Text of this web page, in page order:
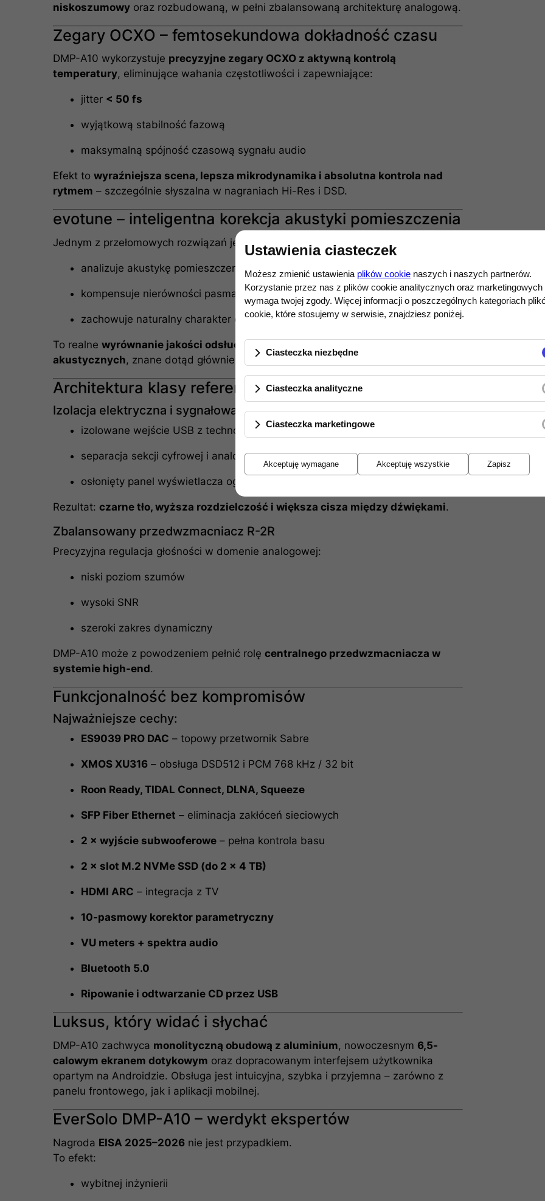
niskoszumowy oraz rozbudowaną, w pełni zbalansowaną architekturę analogową.
Zegary OCXO – femtosekundowa dokładność czasu
DMP-A10 wykorzystuje precyzyjne zegary OCXO z aktywną kontrolą
temperatury, eliminujące wahania częstotliwości i zapewniające:
jitter < 50 fs
wyjątkową stabilność fazową
maksymalną spójność czasową sygnału audio
Efekt towyraźniejsza scena, lepsza mikrodynamika i absolutna kontrola nad
rytmem – szczególnie słyszalna w nagraniach Hi-Res i DSD.
evotune – inteligentna korekcja akustyki pomieszczenia
Jednym z przełomowych rozwiązań jest system evotune, który:
analizuje akustykę pomieszczenia
kompensuje nierówności pasma częstotliwości
zachowuje naturalny charakter dźwięku (bez „cyfrowej sztuczności”)
To realnewyrównanie jakości odsłuchu niezależnie od warunków
akustycznych, znane dotąd głównie z profesjonalnych systemów studyjnych.
Architektura klasy referencyjnej
Izolacja elektryczna i sygnałowa
izolowane wejście USB z technologią iCoupler®
separacja sekcji cyfrowej i analogowej
osłonięty panel wyświetlacza ograniczający interferencje
Rezultat:czarne tło, wyższa rozdzielczość i większa cisza między dźwiękami.
Zbalansowany przedwzmacniacz R-2R
Precyzyjna regulacja głośności w domenie analogowej:
niski poziom szumów
wysoki SNR
szeroki zakres dynamiczny
DMP-A10 może z powodzeniem pełnić rolęcentralnego przedwzmacniacza w
systemie high-end.
Funkcjonalność bez kompromisów
Najważniejsze cechy:
ES9039 PRO DAC – topowy przetwornik Sabre
XMOS XU316– obsługa DSD512 i PCM 768 kHz / 32 bit
Roon Ready, TIDAL Connect, DLNA, Squeeze
SFP Fiber Ethernet – eliminacja zakłóceń sieciowych
2 × wyjście subwooferowe– pełna kontrola basu
2 × slot M.2 NVMe SSD (do 2 × 4 TB)
HDMI ARC – integracja z TV
10-pasmowy korektor parametryczny
VU meters + spektra audio
Bluetooth 5.0
Ripowanie i odtwarzanie CD przez USB
Luksus, który widać i słychać
DMP-A10 zachwyca monolityczną obudową z aluminium, nowoczesnym 6,5-
calowym ekranem dotykowym oraz dopracowanym interfejsem użytkownika
opartym na Androidzie. Obsługa jest intuicyjna, szybka i przyjemna – zarówno z
panelu frontowego, jak i aplikacji mobilnej.
EverSolo DMP-A10 – werdykt ekspertów
Nagroda EISA 2025–2026 nie jest przypadkiem.
To efekt:
wybitnej inżynierii
Ustawienia ciasteczek
Możesz zmienić ustawienia plików cookie naszych i naszych partnerów.
Korzystanie przez nas z plików cookie analitycznych oraz marketingowych
wymaga twojej zgody. Więcej informacji o poszczególnych kategoriach
cookie, które stosujemy w serwisie, znajdziesz poniżej.
Ciasteczka niezbędne
Ciasteczka analityczne
Ciasteczka marketingowe
Akceptuję wymagane Akceptuję wszystkie Zapisz